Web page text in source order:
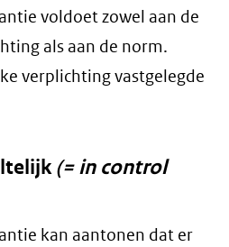
voldoet zowel aan de
als aan de norm.
verplichting vastgelegde
(= in control
kan aantonen dat er